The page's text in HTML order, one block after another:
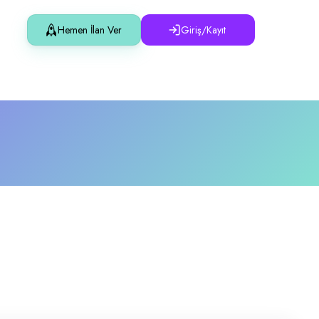
Hemen İlan Ver Giriş/Kayıt